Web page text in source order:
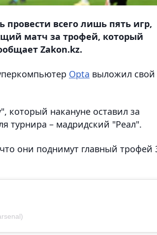
всего лишь пять игр,
матч за трофей, который
Zakon.kz.
Opta выложил свой
который накануне оставил за
турнира – мадридский "Реал".
они поднимут главный трофей